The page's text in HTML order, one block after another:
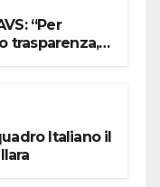
“Per
trasparenza,
Italiano il